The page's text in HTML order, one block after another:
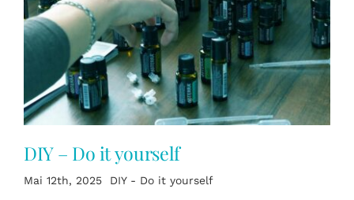
EVENT BUCHEN
DIY – Do it yourself
Mai 12th, 2025 DIY - Do it yourself